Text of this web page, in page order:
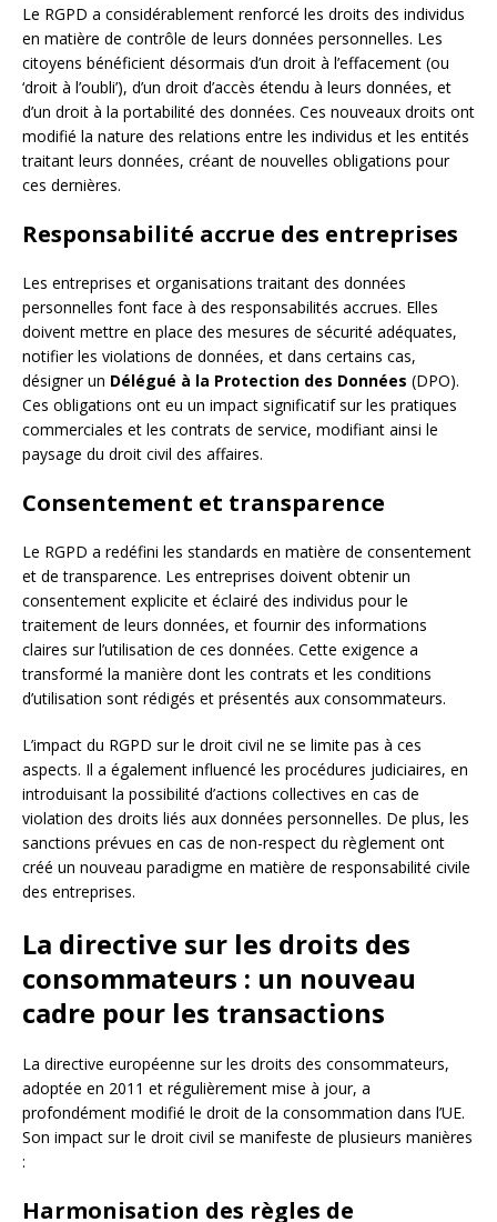
Le RGPD a considérablement renforcé les droits des individus
en matière de contrôle de leurs données personnelles. Les
citoyens bénéficient désormais d’un droit à l’effacement (ou
‘droit à l’oubli’), d’un droit d’accès étendu à leurs données, et
d’un droit à la portabilité des données. Ces nouveaux droits ont
modifié la nature des relations entre les individus et les entités
traitant leurs données, créant de nouvelles obligations pour
ces dernières.
Responsabilité accrue des entreprises
Les entreprises et organisations traitant des données
personnelles font face à des responsabilités accrues. Elles
doivent mettre en place des mesures de sécurité adéquates,
notifier les violations de données, et dans certains cas,
désigner un Délégué à la Protection des Données (DPO).
Ces obligations ont eu un impact significatif sur les pratiques
commerciales et les contrats de service, modifiant ainsi le
paysage du droit civil des affaires.
Consentement et transparence
Le RGPD a redéfini les standards en matière de consentement
et de transparence. Les entreprises doivent obtenir un
consentement explicite et éclairé des individus pour le
traitement de leurs données, et fournir des informations
claires sur l’utilisation de ces données. Cette exigence a
transformé la manière dont les contrats et les conditions
d’utilisation sont rédigés et présentés aux consommateurs.
L’impact du RGPD sur le droit civil ne se limite pas à ces
aspects. Il a également influencé les procédures judiciaires, en
introduisant la possibilité d’actions collectives en cas de
violation des droits liés aux données personnelles. De plus, les
sanctions prévues en cas de non-respect du règlement ont
créé un nouveau paradigme en matière de responsabilité civile
des entreprises.
La directive sur les droits des
consommateurs : un nouveau
cadre pour les transactions
La directive européenne sur les droits des consommateurs,
adoptée en 2011 et régulièrement mise à jour, a
profondément modifié le droit de la consommation dans l’UE.
Son impact sur le droit civil se manifeste de plusieurs manières
:
Harmonisation des règles de